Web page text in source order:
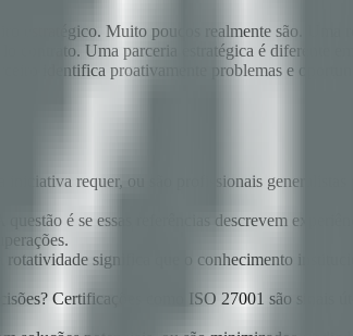
estratégico. Muito poucos realmente são. Uma
Uma parceria estratégica é diferente em
identifica proativamente problemas e
requer, ou são profissionais generalistas
é se essas referências descrevem
significa que o conhecimento
Certificações como ISO 27001 são sinais